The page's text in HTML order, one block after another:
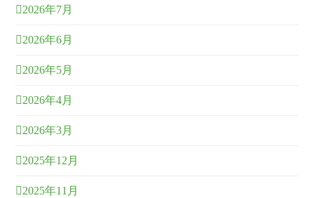
2026年7月
2026年6月
2026年5月
2026年4月
2026年3月
2025年12月
2025年11月